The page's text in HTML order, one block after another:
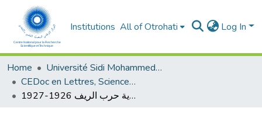
Institutions All of Otrohati Log In
Home
Université Sidi Mohammed Ben Abdellah - Fès
CEDoc en Lettres, Sciences Humaines, Arts et Sciences de l’Education (CED - LSHASE)
جوانب مغمورة من تاريخ المقاومة المسلحة بشمال المملكة,مقاومة قبائل صنهاجة السراير للتوغل الاستعماري الإسباني بعد نهاية حرب الريف 1926-1927